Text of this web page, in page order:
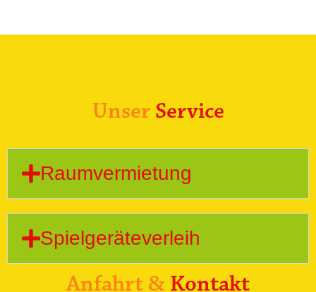
Unser Service
Raumvermietung
Spielgeräteverleih
Anfahrt & Kontakt